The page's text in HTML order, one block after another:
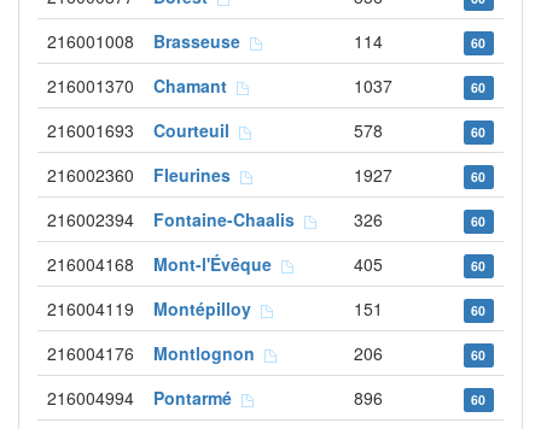
216001008 Brasseuse 114 60
216001370 Chamant 1037 60
216001693 Courteuil 578 60
216002360 Fleurines 1927 60
216002394 Fontaine-Chaalis 326 60
216004168 Mont-l'Évêque 405 60
216004119 Montépilloy 151 60
216004176 Montlognon 206 60
216004994 Pontarmé 896 60